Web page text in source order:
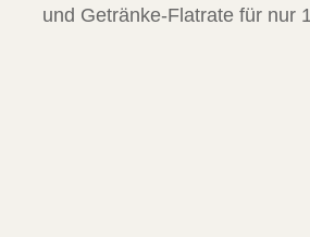
und Getränke-Flatrate für nur